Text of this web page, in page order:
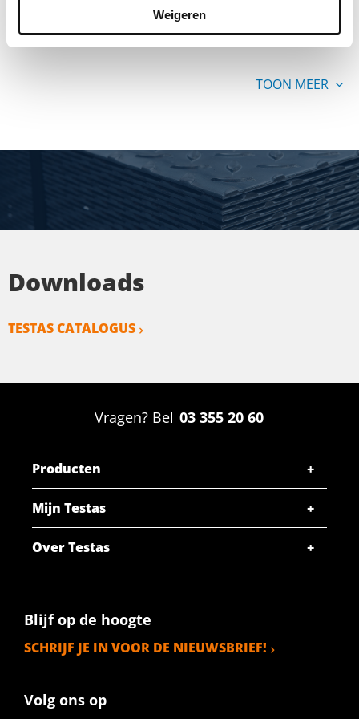
Weigeren
TOON MEER
Downloads
TESTAS CATALOGUS
Vragen? Bel 03 355 20 60
Producten
Mijn Testas
Over Testas
Blijf op de hoogte
SCHRIJF JE IN VOOR DE NIEUWSBRIEF!
Volg ons op